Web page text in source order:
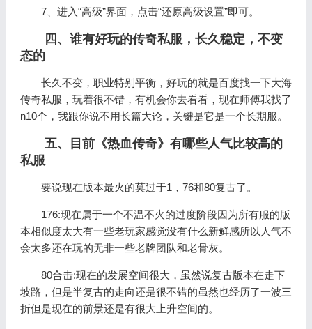
7、进入“高级”界面，点击“还原高级设置”即可。
四、谁有好玩的传奇私服，长久稳定，不变
态的
长久不变，职业特别平衡，好玩的就是百度找一下大海
传奇私服，玩着很不错，有机会你去看看，现在师傅我找了
n10个，我跟你说不用长篇大论，关键是它是一个长期服。
五、目前《热血传奇》有哪些人气比较高的
私服
要说现在版本最火的莫过于1，76和80复古了。
176:现在属于一个不温不火的过度阶段因为所有服的版
本相似度太大有一些老玩家感觉没有什么新鲜感所以人气不
会太多还在玩的无非一些老牌团队和老骨灰。
80合击:现在的发展空间很大，虽然说复古版本在走下
坡路，但是半复古的走向还是很不错的虽然也经历了一波三
折但是现在的前景还是有很大上升空间的。